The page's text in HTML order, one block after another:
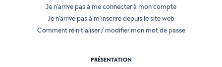
Je n'arrive pas à me connecter à mon compte
Je n'arrive pas à m'inscrire depuis le site web
Comment réinitialiser / modifier mon mot de passe
PRÉSENTATION